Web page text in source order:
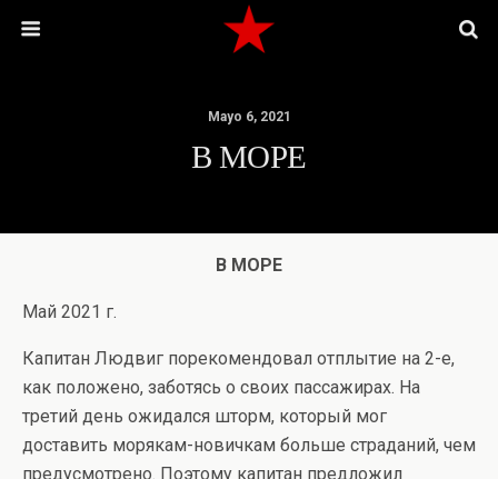
Mayo 6, 2021
В МОРЕ
В МОРЕ
Май 2021 г.
Капитан Людвиг порекомендовал отплытие на 2-е,
как положено, заботясь о своих пассажирах. На
третий день ожидался шторм, который мог
доставить морякам-новичкам больше страданий, чем
предусмотрено. Поэтому капитан предложил